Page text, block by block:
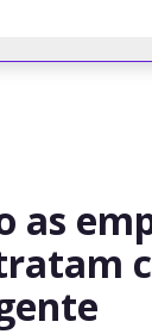
as